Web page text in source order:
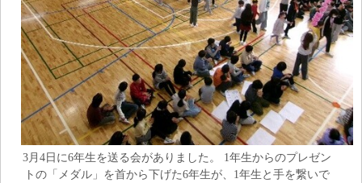
3月4日に6年生を送る会がありました。 1年生からのプレゼン
トの「メダル」を首から下げた6年生が、1年生と手を繋いで